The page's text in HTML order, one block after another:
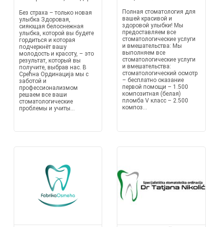
Без страха – только новая
улыбка Здоровая,
сияющая белоснежная
улыбка, которой вы будете
гордиться и которая
подчеркнёт вашу
молодость и красоту, – это
результат, который вы
получите, выбрав нас. В
Срећна Ординација мы с
заботой и
профессионализмом
решаем все ваши
стоматологические
проблемы и учиты...
Полная стоматология для
вашей красивой и
здоровой улыбки! Мы
предоставляем все
стоматологические услуги
и вмешательства: Мы
выполняем все
стоматологические услуги
и вмешательства:
стоматологический осмотр
– бесплатно оказание
первой помощи – 1.500
композитная (белая)
пломба V класс – 2.500
композ...